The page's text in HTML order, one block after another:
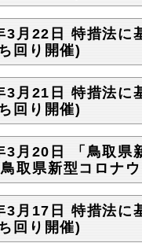
3月22日 特措法に
回り開催)
3月21日 特措法に
回り開催)
3月20日 「鳥取県
取県新型コロナ
3月17日 特措法に
回り開催)